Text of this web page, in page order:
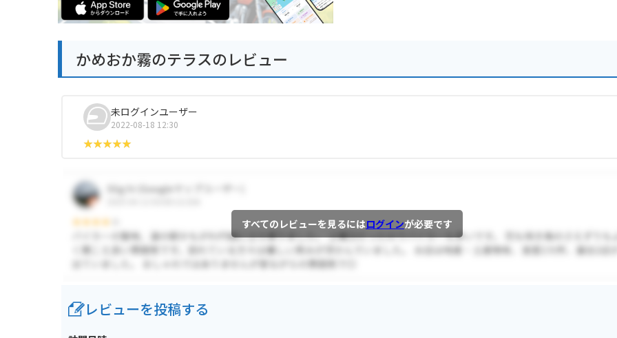
かめおか霧のテラスのレビュー
未ログインユーザー
2022-08-18 12:30
すべてのレビューを見るにはログインが必要です
レビューを投稿する